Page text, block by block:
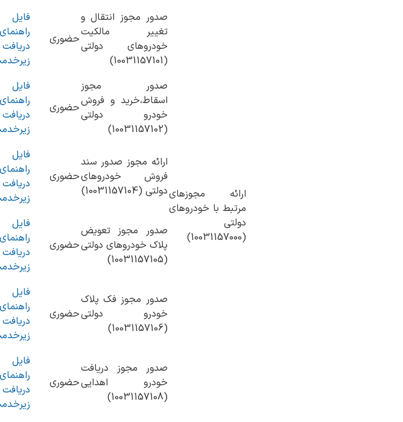
ارائه مجوزهای
مرتبط با خودروهای
دولتی
(10031157000)
صدور مجوز انتقال و
تغییر مالکیت
خودروهای دولتی
(10031157101)
حضوری
فایل
راهنمای
دریافت
صدور مجوز
اسقاط،خرید و فروش
خودرو دولتی
(10031157102)
حضوری
فایل
راهنمای
دریافت
ارائه مجوز صدور سند
فروش خودروهای
دولتی (10031157104)
حضوری
فایل
راهنمای
دریافت
صدور مجوز تعویض
پلاک خودروهای دولتی
(10031157105)
حضوری
فایل
راهنمای
دریافت
صدور مجوز فک پلاک
خودرو دولتی
(10031157106)
حضوری
فایل
راهنمای
دریافت
صدور مجوز دریافت
خودرو اهدایی
(10031157108)
حضوری
فایل
راهنمای
دریافت